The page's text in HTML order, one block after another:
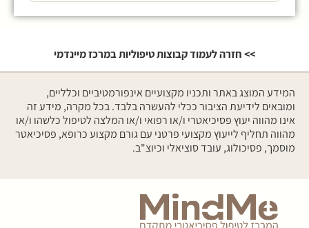
>> חזרה לעמוד קבוצות טיפוליות במרכז מיינדמי
המידע המוצג באתר ותכניו מקצועיים אינפורמטיביים וכלליים,
ומובאים לידיעת הציבור ככלי להעשרה בלבד. בכל מקרה, מידע זה
אינו מהווה יעוץ פסיכיאטרי ו/או רפואי ו/או המלצה לטיפול כלשהו ו/או
מהווה תחליף לייעוץ מקצועי פרטני עם גורם מקצוע כרופא, פסיכיאטר
מוסמך, פסיכולוג, עובד סוציאלי וכיוצ"ב.